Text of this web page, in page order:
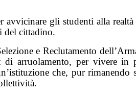
avvicinare gli studenti alla
del cittadino.
e Reclutamento
arruolamento, per vivere in
che, pur rimanendo